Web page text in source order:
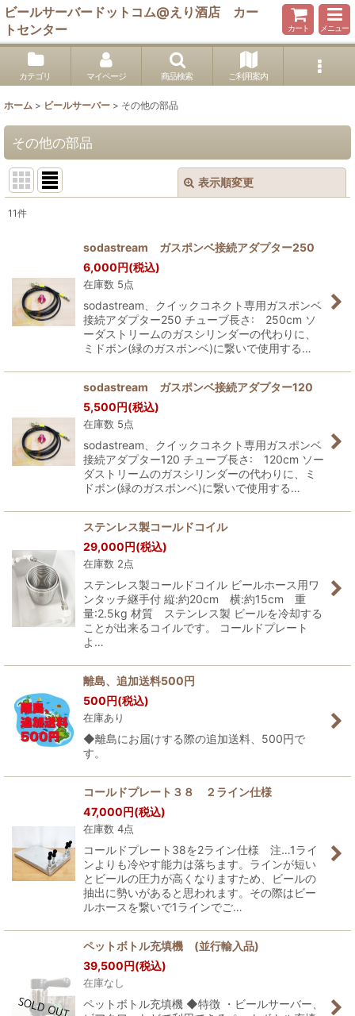
ビールサーバードットコム@えり酒店 カー
トセンター
カート メニュー
カテゴリ マイページ 商品検索 ご利用案内
ホーム > ビールサーバー > その他の部品
その他の部品
表示順変更
絞り込む
11件
sodastream ガスポンベ接続アダプター250
6,000円(税込)
在庫数 5点
sodastream、クイックコネクト専用ガスポンベ
接続アダプター250 チューブ長さ: 250cm ソ
ーダストリームのガスシリンダーの代わりに、
ミドボン(緑のガスボンベ)に繋いで使用する…
sodastream ガスポンベ接続アダプター120
5,500円(税込)
在庫数 5点
sodastream、クイックコネクト専用ガスポンベ
接続アダプター120 チューブ長さ: 120cm ソー
ダストリームのガスシリンダーの代わりに、ミ
ドボン(緑のガスボンベ)に繋いで使用する…
ステンレス製コールドコイル
29,000円(税込)
在庫数 2点
ステンレス製コールドコイル ビールホース用ワ
ンタッチ継手付 縦:約20cm 横:約15cm 重
量:2.5kg 材質 ステンレス製 ビールを冷却する
ことが出来るコイルです。 コールドプレート
よ…
離島、追加送料500円
500円(税込)
在庫あり
◆離島にお届けする際の追加送料、500円で
す。
コールドプレート３８ ２ライン仕様
47,000円(税込)
在庫数 4点
コールドプレート38を2ライン仕様 注…1ライ
ンよりも冷やす能力は落ちます。ラインが短い
とビールの圧力が高くなりますため、ビールの
抽出に勢いがあると思われます。その際はビー
ルホースを繋いで1ラインでご…
ペットボトル充填機 (並行輸入品)
39,500円(税込)
在庫なし
ペットボトル充填機 ◆特徴 ・ビールサーバー、